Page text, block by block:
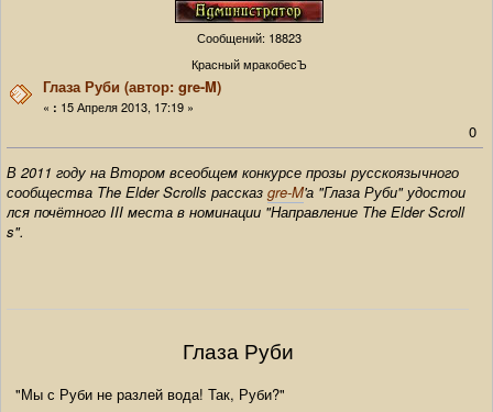
Сообщений: 18823
Красный мракобесЪ
Глаза Руби (автор: gre-M)
« : 15 Апреля 2013, 17:19 »
0
В 2011 году на Втором всеобщем конкурсе прозы русскоязычного
сообщества The Elder Scrolls рассказ gre-M'а "Глаза Руби" удостои
лся почётного III места в номинации "Направление The Elder Scroll
s".
Глаза Руби
"Мы с Руби не разлей вода! Так, Руби?"